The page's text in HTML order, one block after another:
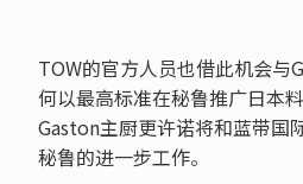
TOW的官方人员也借此机会与
何以最高标准在秘鲁推广日本
Gaston主厨更许诺将和蓝带国
秘鲁的进一步工作。